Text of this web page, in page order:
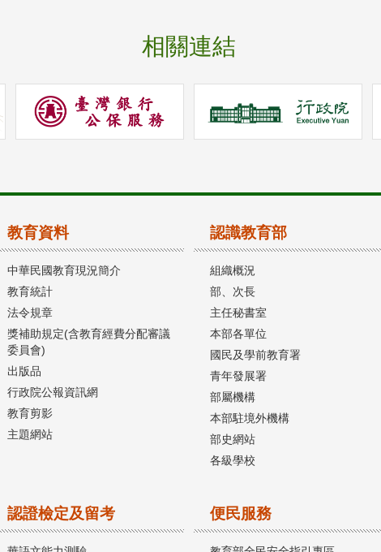
相關連結
教育資料
中華民國教育現況簡介
教育統計
法令規章
獎補助規定(含教育經費分配審議
委員會)
出版品
行政院公報資訊網
教育剪影
主題網站
認識教育部
組織概況
部、次長
主任秘書室
本部各單位
國民及學前教育署
青年發展署
部屬機構
本部駐境外機構
部史網站
各級學校
認證檢定及留考 便民服務